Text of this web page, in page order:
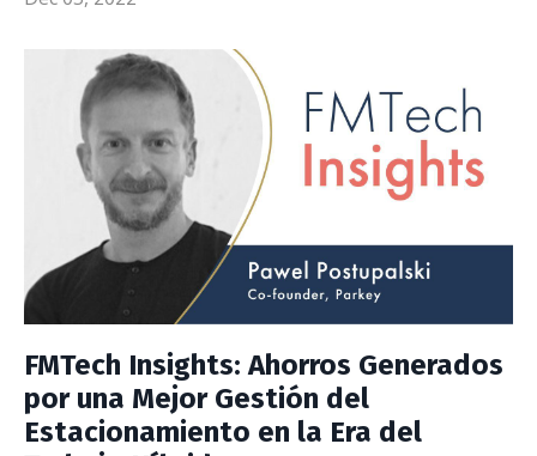
FMTech Insights: Ahorros Generados
por una Mejor Gestión del
Estacionamiento en la Era del